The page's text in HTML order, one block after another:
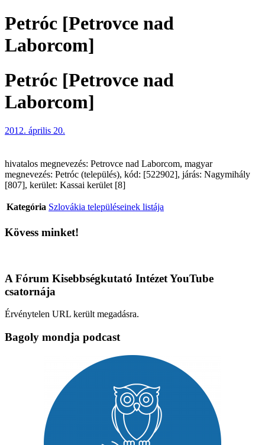
Petróc [Petrovce nad
Laborcom]
Petróc [Petrovce nad
Laborcom]
2012. április 20.
hivatalos megnevezés: Petrovce nad Laborcom, magyar
megnevezés: Petróc (település), kód: [522902], járás: Nagymihály
[807], kerület: Kassai kerület [8]
Kategória Szlovákia településeinek listája
Kövess minket!
A Fórum Kisebbségkutató Intézet YouTube
csatornája
Érvénytelen URL került megadásra.
Bagoly mondja podcast